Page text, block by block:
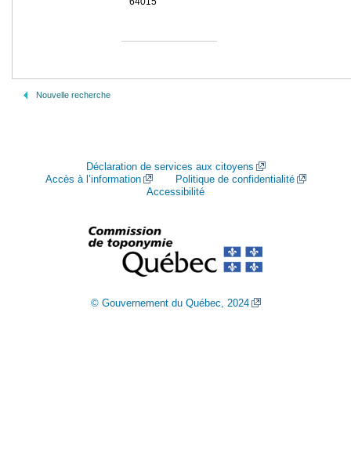
Nouvelle recherche
Déclaration de services aux citoyens
Accès à l’information
Politique de confidentialité
Accessibilité
© Gouvernement du Québec, 2024